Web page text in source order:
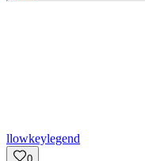
llowkeylegend